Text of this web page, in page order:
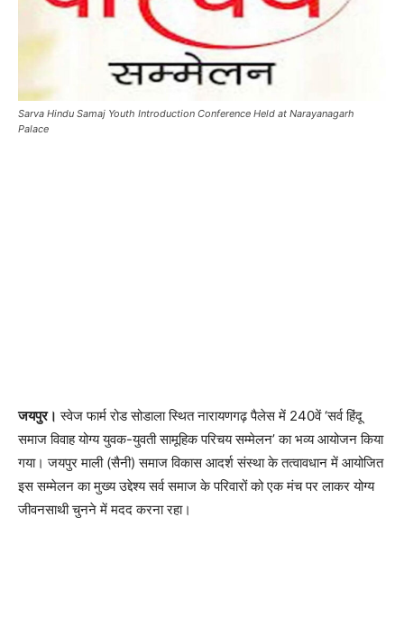
Sarva Hindu Samaj Youth Introduction Conference Held at Narayanagarh
Palace
जयपुर। स्वेज फार्म रोड सोडाला स्थित नारायणगढ़ पैलेस में 240वें ‘सर्व हिंदू
समाज विवाह योग्य युवक-युवती सामूहिक परिचय सम्मेलन’ का भव्य आयोजन किया
गया। जयपुर माली (सैनी) समाज विकास आदर्श संस्था के तत्वावधान में आयोजित
इस सम्मेलन का मुख्य उद्देश्य सर्व समाज के परिवारों को एक मंच पर लाकर योग्य
जीवनसाथी चुनने में मदद करना रहा।